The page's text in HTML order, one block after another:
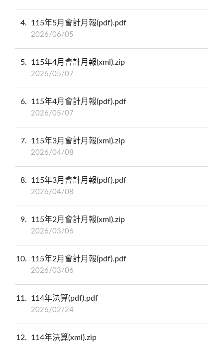
4 115年5月會計月報(pdf).pdf
2026/06/05
5 115年4月會計月報(xml).zip
2026/05/07
6 115年4月會計月報(pdf).pdf
2026/05/07
7 115年3月會計月報(xml).zip
2026/04/08
8 115年3月會計月報(pdf).pdf
2026/04/08
9 115年2月會計月報(xml).zip
2026/03/06
10 115年2月會計月報(pdf).pdf
2026/03/06
11 114年決算(pdf).pdf
2026/02/24
12 114年決算(xml).zip